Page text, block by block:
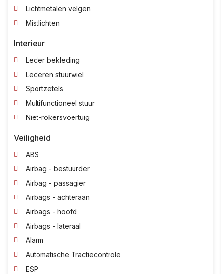
Lichtmetalen velgen
Mistlichten
Interieur
Leder bekleding
Lederen stuurwiel
Sportzetels
Multifunctioneel stuur
Niet-rokersvoertuig
Veiligheid
ABS
Airbag - bestuurder
Airbag - passagier
Airbags - achteraan
Airbags - hoofd
Airbags - lateraal
Alarm
Automatische Tractiecontrole
ESP